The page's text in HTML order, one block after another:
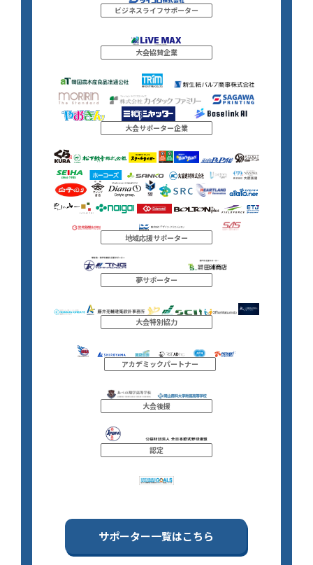
ビジネスライフサポーター
大会協賛企業
大会サポーター企業
地域応援サポーター
夢サポーター
大会特別協力
アカデミックパートナー
大会後援
認定
サポーター一覧はこちら